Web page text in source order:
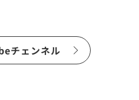
チェンネル